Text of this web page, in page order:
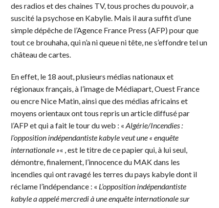
des radios et des chaines TV, tous proches du pouvoir, a
suscité la psychose en Kabylie. Mais il aura suffit d’une
simple dépêche de l’Agence France Press (AFP) pour que
tout ce brouhaha, qui n’a ni queue ni tête, ne s’effondre tel un
château de cartes.
En effet, le 18 aout, plusieurs médias nationaux et
régionaux français, à l’image de Médiapart, Ouest France
ou encre Nice Matin, ainsi que des médias africains et
moyens orientaux ont tous repris un article diffusé par
l’AFP et qui a fait le tour du web : «Algérie/Incendies :
l’opposition indépendantiste kabyle veut une « enquête
internationale »« , est le titre de ce papier qui, à lui seul,
démontre, finalement, l’innocence du MAK dans les
incendies qui ont ravagé les terres du pays kabyle dont il
réclame l’indépendance : « L’opposition indépendantiste
kabyle a appelé mercredi à une enquête internationale sur